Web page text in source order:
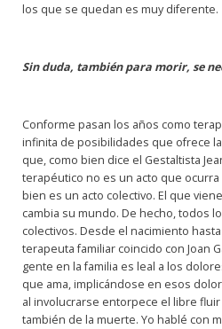
los que se quedan es muy diferente.
Sin duda, también para morir, se
Conforme pasan los años como
infinita de posibilidades que ofrece
que, como bien dice el Gestaltista
terapéutico no es un acto que
bien es un acto colectivo. El que
cambia su mundo. De hecho, todos
colectivos. Desde el nacimiento
terapeuta familiar coincido con Joan
gente en la familia es leal a los
que ama, implicándose en esos
al involucrarse entorpece el libre fluir
también de la muerte. Yo hablé con